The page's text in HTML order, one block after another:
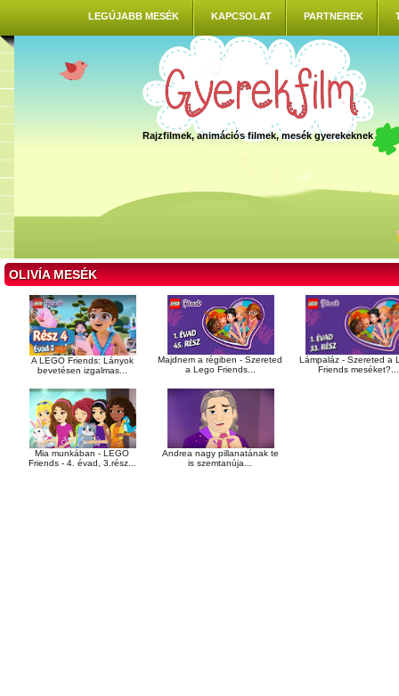
LEGÚJABB MESÉK KAPCSOLAT PARTNEREK
Rajzfilmek, animációs filmek, mesék gyerekeknek
OLIVÍA MESÉK
A LEGO Friends: Lányok
bevetésen izgalmas...
Majdnem a régiben - Szereted
a Lego Friends...
Lámpaláz - Szereted a
Friends meséket?...
Mia munkában - LEGO
Friends - 4. évad, 3.rész...
Andrea nagy pillanatának te
is szemtanúja...